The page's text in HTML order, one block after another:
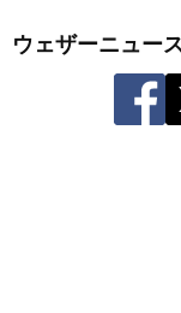
ウェザーニュー